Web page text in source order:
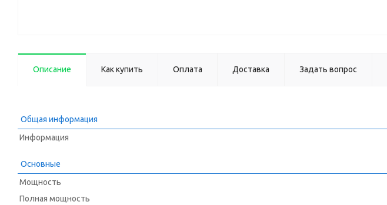
Описание Как купить Оплата Доставка Задать вопрос
Общая информация
Информация
Основные
Мощность
Полная мощность